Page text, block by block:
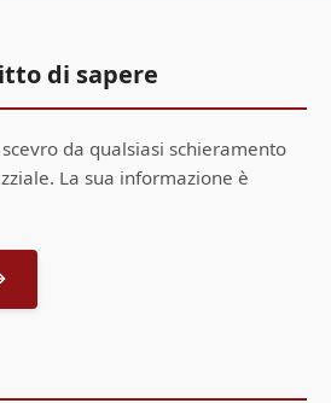
di sapere
da qualsiasi schieramento
La sua informazione è